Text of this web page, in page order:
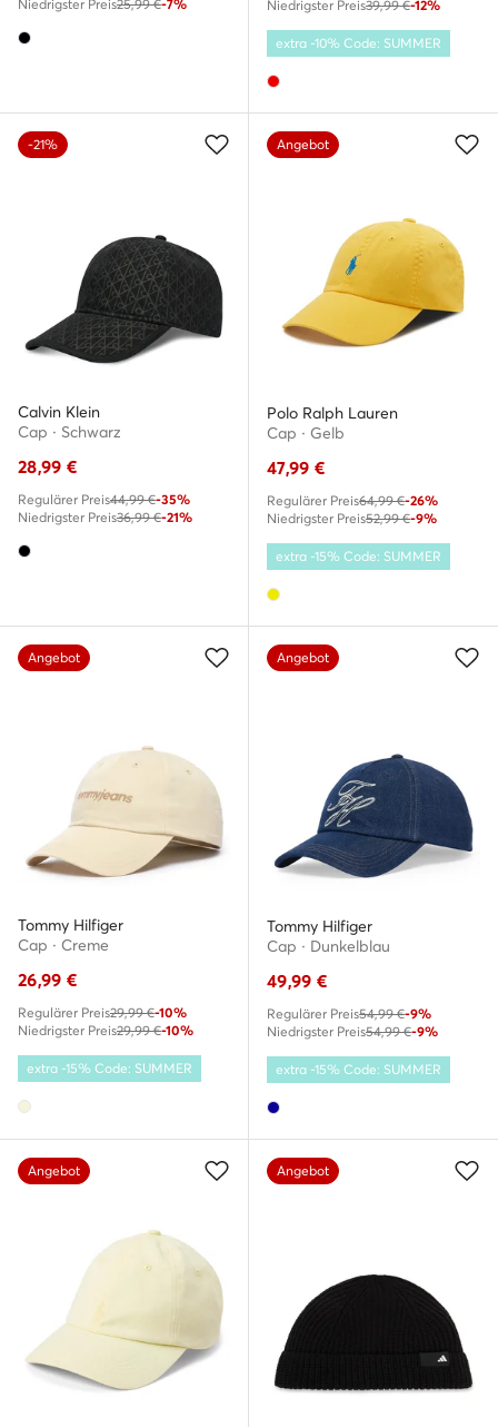
Niedrigster Preis25,99 €-7% Niedrigster Preis39,99 €-12%
extra -10% Code: SUMMER
-21%
Calvin Klein
Cap · Schwarz
28,99 €
Regulärer Preis44,99 €-35%
Niedrigster Preis36,99 €-21%
Angebot
Polo Ralph Lauren
Cap · Gelb
47,99 €
Regulärer Preis64,99 €-26%
Niedrigster Preis52,99 €-9%
extra -15% Code: SUMMER
Angebot
Tommy Hilfiger
Cap · Creme
26,99 €
Regulärer Preis29,99 €-10%
Niedrigster Preis29,99 €-10%
extra -15% Code: SUMMER
Angebot
Tommy Hilfiger
Cap · Dunkelblau
49,99 €
Regulärer Preis54,99 €-9%
Niedrigster Preis54,99 €-9%
extra -15% Code: SUMMER
Angebot Angebot